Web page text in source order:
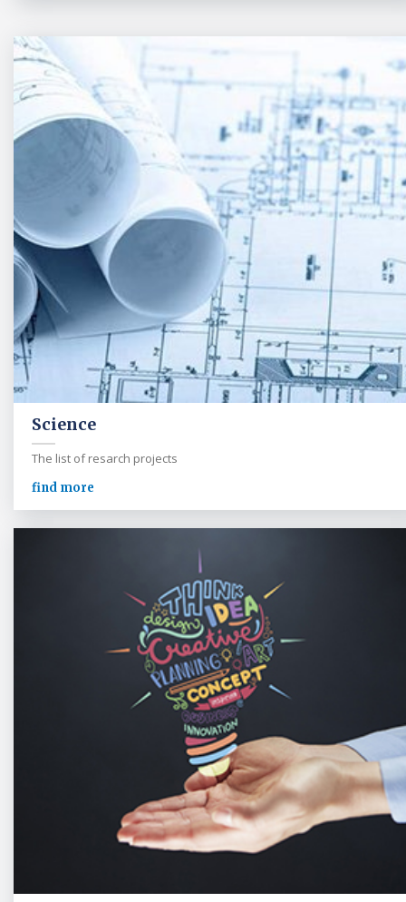
Science
The list of resarch projects
find more